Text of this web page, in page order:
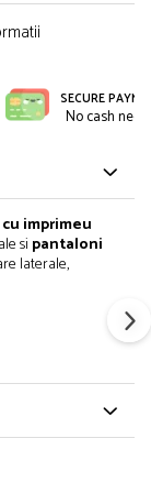
SECURE
No cash
imprimeu
si pantaloni
laterale,